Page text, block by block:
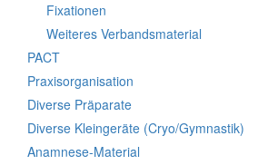
Fixationen
Weiteres Verbandsmaterial
PACT
Praxisorganisation
Diverse Präparate
Diverse Kleingeräte (Cryo/Gymnastik)
Anamnese-Material